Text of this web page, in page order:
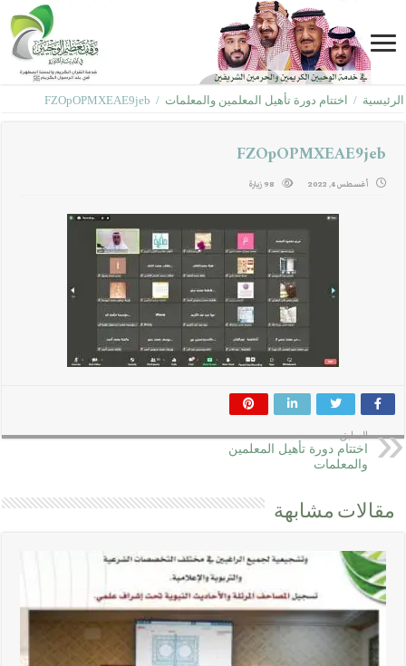
الرئيسية / اختتام دورة تأهيل المعلمين والمعلمات /
FZOpOPMXEAE9jeb
FZOpOPMXEAE9jeb
أغسطس 4, 2022 98 زيارة
السابق
اختتام دورة تأهيل المعلمين
والمعلمات
مقالات مشابهة